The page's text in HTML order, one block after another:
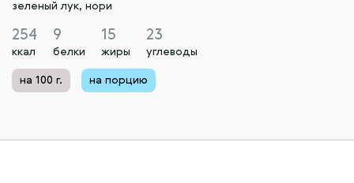
зеленый лук, нори
254
ккал
9
белки
15
жиры
23
углеводы
на 100 г. на порцию